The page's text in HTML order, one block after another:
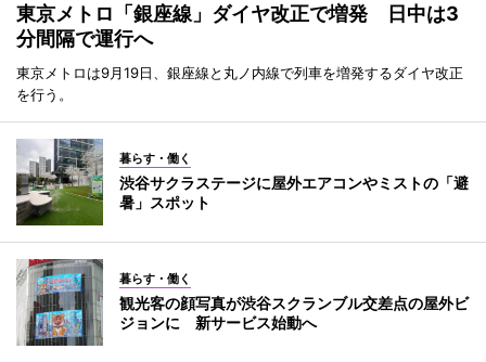
東京メトロ「銀座線」ダイヤ改正で増発 日中は3
分間隔で運行へ
東京メトロは9月19日、銀座線と丸ノ内線で列車を増発するダイヤ改正
を行う。
暮らす・働く
渋谷サクラステージに屋外エアコンやミストの「避
暑」スポット
暮らす・働く
観光客の顔写真が渋谷スクランブル交差点の屋外ビ
ジョンに 新サービス始動へ